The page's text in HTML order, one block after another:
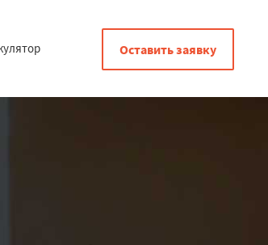
Оставить заявку